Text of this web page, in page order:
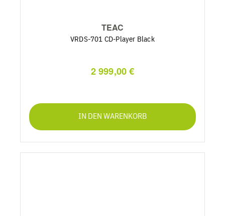
TEAC
VRDS-701 CD-Player Black
2 999,00 €
IN DEN WARENKORB